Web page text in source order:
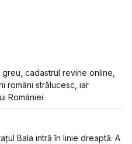
cadastrul revine online,
români strălucesc, iar
României
Bala intră în linie dreaptă. A